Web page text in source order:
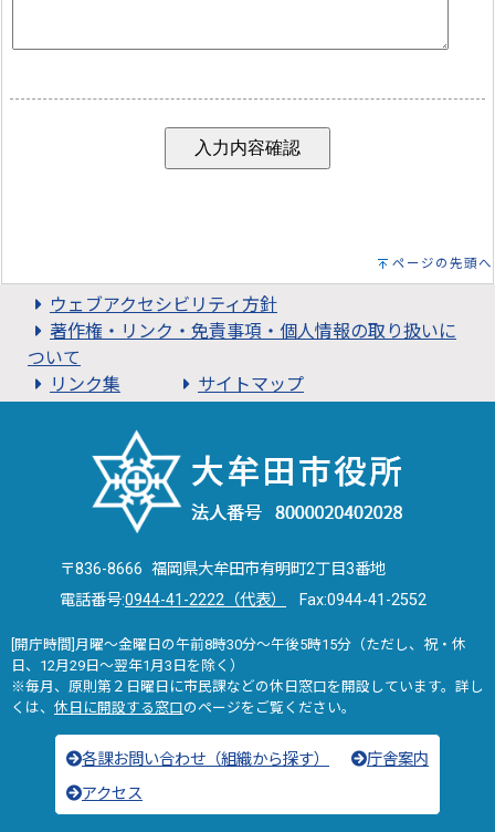
ページの先頭へ
ウェブアクセシビリティ方針
著作権・リンク・免責事項・個人情報の取り扱いに
ついて
リンク集
サイトマップ
〒836-8666 福岡県大牟田市有明町2丁目3番地
電話番号:0944-41-2222（代表） Fax:0944-41-2552
[開庁時間]月曜～金曜日の午前8時30分～午後5時15分（ただし、祝・休
日、12月29日～翌年1月3日を除く）
※毎月、原則第２日曜日に市民課などの休日窓口を開設しています。詳し
くは、 休日に開設する窓口のページをご覧ください。
各課お問い合わせ（組織から探す）
庁舎案内
アクセス